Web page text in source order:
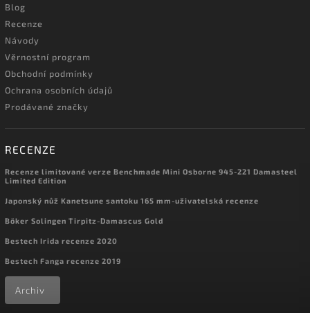
Blog
Recenze
Návody
Věrnostní program
Obchodní podmínky
Ochrana osobních údajů
Prodávané značky
RECENZE
Recenze limitované verze Benchmade Mini Osborne 945-221 Damasteel
Limited Edition
Japonský nůž Kanetsune santoku 165 mm-uživatelská recenze
Böker Solingen Tirpitz-Damascus Gold
Bestech Irida recenze 2020
Bestech Fanga recenze 2019
Archiv